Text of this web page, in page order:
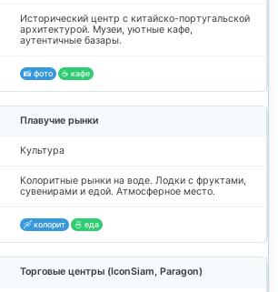
Исторический центр с китайско-португальской
архитектурой. Музеи, уютные кафе,
аутентичные базары.
📸 фото ☕ кафе
Плавучие рынки
Культура
Колоритные рынки на воде. Лодки с фруктами,
сувенирами и едой. Атмосферное место.
🛶 колорит 🍜 еда
Торговые центры (IconSiam, Paragon)